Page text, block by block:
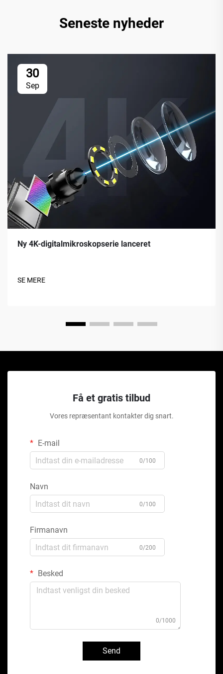
Seneste nyheder
30
Sep
Ny 4K-digitalmikroskopserie lanceret
SE MERE
Få et gratis tilbud
Vores repræsentant kontakter dig snart.
E-mail
0/100
Navn
0/100
Firmanavn
0/200
Besked
0/1000
Send